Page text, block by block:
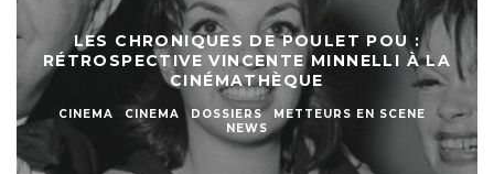
LES CHRONIQUES DE POULET POU :
RÉTROSPECTIVE VINCENTE MINNELLI À LA
CINÉMATHÈQUE
CINEMA CINEMA DOSSIERS
METTEURS EN SCENE
NEWS